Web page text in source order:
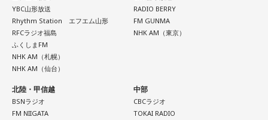
購入したら周りの人に自慢してください。
■『オールナイトニッポンPODCAST 長浜広奈 天下
無双』 番組グッズ概要
「顔無双Tシャツ」 サイズ：S・M・L・XL 4,500円（税
YBC山形放送
Rhythm Station エフエム山形
RFCラジオ福島
ふくしまFM
NHK AM（札幌）
NHK AM（仙台）
RADIO BERRY
FM GUNMA
NHK AM（東京）
北陸・甲信越
BSNラジオ
FM NIIGATA
中部
CBCラジオ
TOKAI RADIO